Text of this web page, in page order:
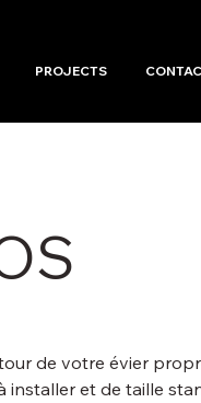
PROJECTS
de votre évier
installer et de taille